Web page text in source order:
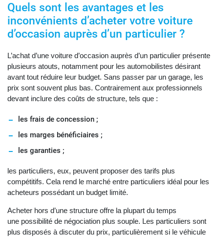
Quels sont les avantages et les
inconvénients d’acheter votre voiture
d’occasion auprès d’un particulier ?
L’achat d’une voiture d’occasion auprès d’un particulier présente
plusieurs atouts, notamment pour les automobilistes désirant
avant tout réduire leur budget. Sans passer par un garage, les
prix sont souvent plus bas. Contrairement aux professionnels
devant inclure des coûts de structure, tels que :
les frais de concession ;
les marges bénéficiaires ;
les garanties ;
les particuliers, eux, peuvent proposer des tarifs plus
compétitifs. Cela rend le marché entre particuliers idéal pour les
acheteurs possédant un budget limité.
Acheter hors d’une structure offre la plupart du temps
une possibilité de négociation plus souple. Les particuliers sont
plus disposés à discuter du prix, particulièrement si le véhicule